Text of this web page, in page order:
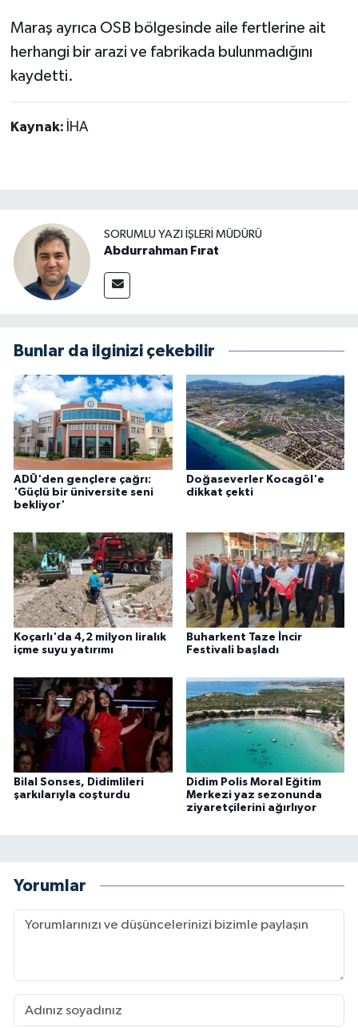
Maraş ayrıca OSB bölgesinde aile fertlerine ait
herhangi bir arazi ve fabrikada bulunmadığını
kaydetti.
Kaynak: İHA
SORUMLU YAZI İŞLERI MÜDÜRÜ
Abdurrahman Fırat
Bunlar da ilginizi çekebilir
ADÜ'den gençlere çağrı:
'Güçlü bir üniversite seni
bekliyor'
Doğaseverler Kocagöl'e
dikkat çekti
Koçarlı'da 4,2 milyon liralık
içme suyu yatırımı
Buharkent Taze İncir
Festivali başladı
Bilal Sonses, Didimlileri
şarkılarıyla coşturdu
Didim Polis Moral Eğitim
Merkezi yaz sezonunda
ziyaretçilerini ağırlıyor
Yorumlar